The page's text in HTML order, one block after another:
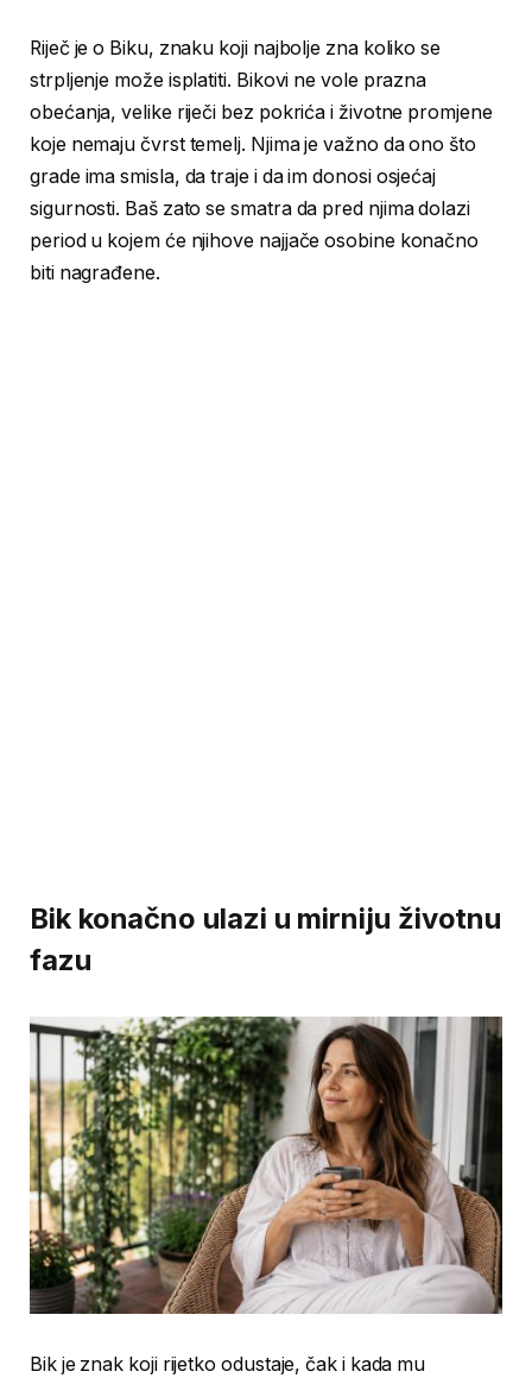
Riječ je o Biku, znaku koji najbolje zna koliko se
strpljenje može isplatiti. Bikovi ne vole prazna
obećanja, velike riječi bez pokrića i životne promjene
koje nemaju čvrst temelj. Njima je važno da ono što
grade ima smisla, da traje i da im donosi osjećaj
sigurnosti. Baš zato se smatra da pred njima dolazi
period u kojem će njihove najjače osobine konačno
biti nagrađene.
Bik konačno ulazi u mirniju životnu
fazu
Bik je znak koji rijetko odustaje, čak i kada mu